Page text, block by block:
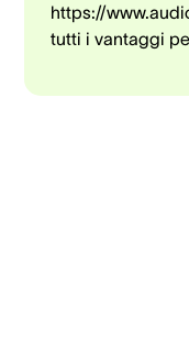
https://
tutti i vantaggi